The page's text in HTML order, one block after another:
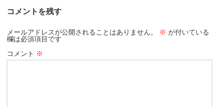
コメントを残す
メールアドレスが公開されることはありません。 ※ が付いている
欄は必須項目です
コメント ※